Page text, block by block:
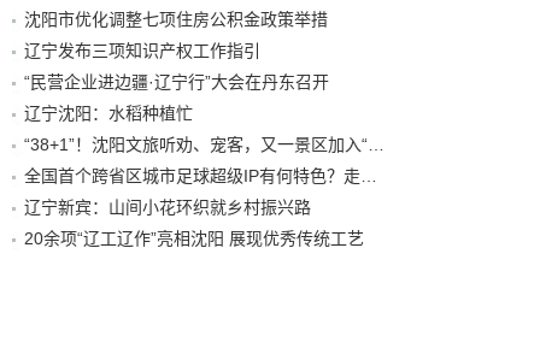
沈阳市优化调整七项住房公积金政策举措
辽宁发布三项知识产权工作指引
“民营企业进边疆·辽宁行”大会在丹东召开
辽宁沈阳：水稻种植忙
辽宁新宾：山间小花环织就乡村振兴路
20余项“辽工辽作”亮相沈阳 展现优秀传统工艺